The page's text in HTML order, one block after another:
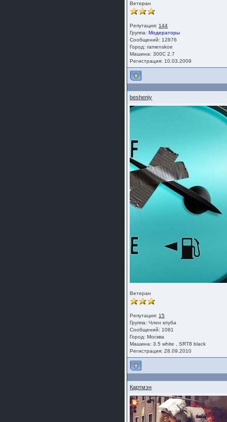
Ветеран
Репутация: 144
Группа:Модераторы
Сообщений: 12876
Город: ramenskoe
Машина: 300C 2.7
Регистрация: 10.03.2009
besheniy
Ветеран
Репутация: 15
Группа:Член клуба
Сообщений: 1081
Город: Москва
Машина: 3.5 white , SRT8 black
Регистрация: 28.09.2010
Картмэн